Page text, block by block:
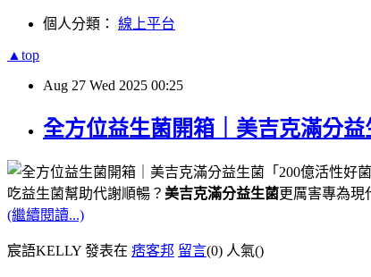
個人分類： 線上平台
▲top
Aug 27 Wed 2025 00:25
全方位益生菌開箱｜美吉克滿分
吃益生菌幫助代謝順暢？ 美吉克滿分益生菌更厲害專為現
(繼續閱讀...)
宸語KELLY 發表在 痞客邦 留言(0) 人氣()